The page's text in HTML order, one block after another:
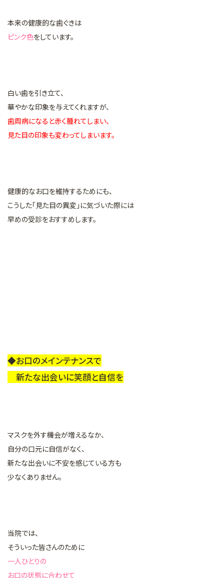
本来の健康的な歯ぐきは
ピンク色をしています。
白い歯を引き立て、
華やかな印象を与えてくれますが、
歯周病になると赤く腫れてしまい、
見た目の印象も変わってしまいます。
健康的なお口を維持するためにも、
こうした「見た目の異変」に気づいた際には
早めの受診をおすすめします。
◆お口のメインテナンスで
新たな出会いに笑顔と自信を
マスクを外す機会が増えるなか、
自分の口元に自信がなく、
新たな出会いに不安を感じている方も
少なくありません。
当院では、
そういった皆さんのために
一人ひとりの
お口の状態に合わせて